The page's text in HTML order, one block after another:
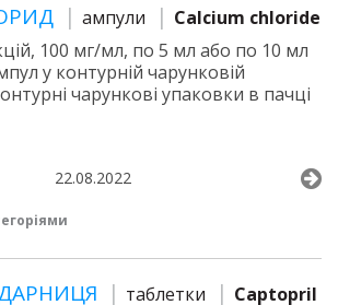
ампули
Calcium chloride
100 мг/мл, по 5 мл або по 10 мл
у контурній чарунковій
чарункові упаковки в пачці
22.08.2022
таблетки
Captopril